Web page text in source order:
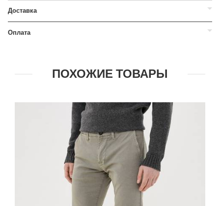
Доставка
Оплата
ПОХОЖИЕ ТОВАРЫ